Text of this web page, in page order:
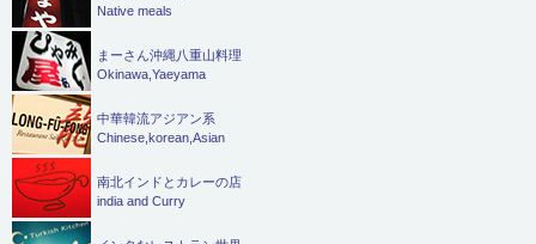
Native meals
まーさん沖縄八重山料理
Okinawa,Yaeyama
中華韓流アジアン系
Chinese,korean,Asian
南北インドとカレーの店
india and Curry